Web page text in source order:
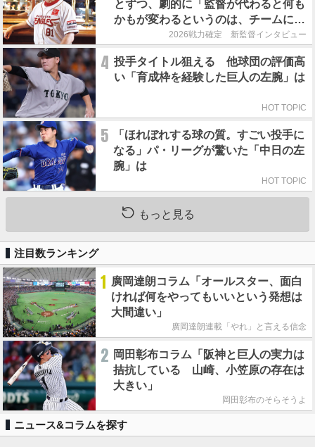
とずつ、劇的に「監督が代わると何も
かもが変わるというのは、チームにと
って良くないことなんです」
2026戦力確定 新監督インタビュー
4 投手タイトル狙える 他球団の評価高
い「育成枠を経験した巨人の左腕」は
HOT TOPIC
5
「ほれぼれする球の質。すごい投手に
なる」パ・リーグが驚いた「中日の左
腕」は
HOT TOPIC
もっと見る
注目数ランキング
1 廣岡達朗コラム「オールスター、面白
ければ何をやってもいいという発想は
大間違い」
廣岡達朗連載「やれ」と言える信念
2 岡田彰布コラム「阪神と巨人の実力は
拮抗している 山崎、小笠原の存在は
大きい」
岡田彰布のそらそうよ
ニュース&コラムを探す